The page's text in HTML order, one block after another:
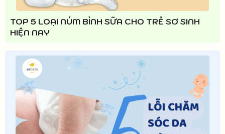
TOP 5 LOẠI NÚM BÌNH SỮA CHO TRẺ SƠ SINH
HIỆN NAY